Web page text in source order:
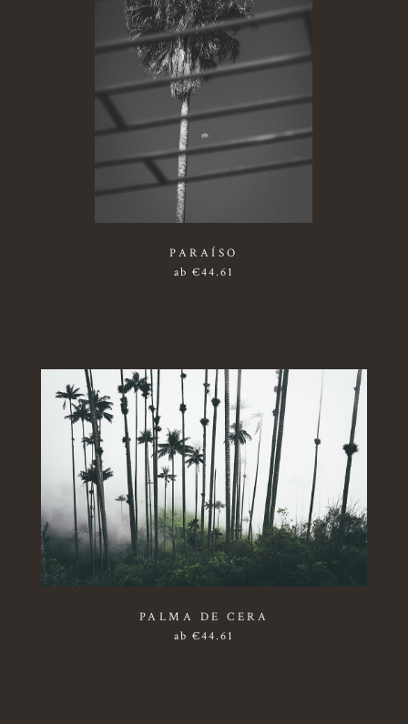
PARAÍSO
ab €44.61
PALMA DE CERA
ab €44.61